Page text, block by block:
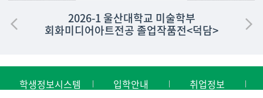
2026-1 울산대학교 미술학부
회화미디어아트전공 졸업작품전<덕담>
학생정보시스템 입학안내 취업정보